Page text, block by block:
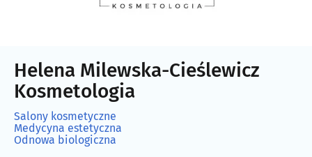
Helena Milewska-Cieślewicz
Kosmetologia
Salony kosmetyczne
Medycyna estetyczna
Odnowa biologiczna